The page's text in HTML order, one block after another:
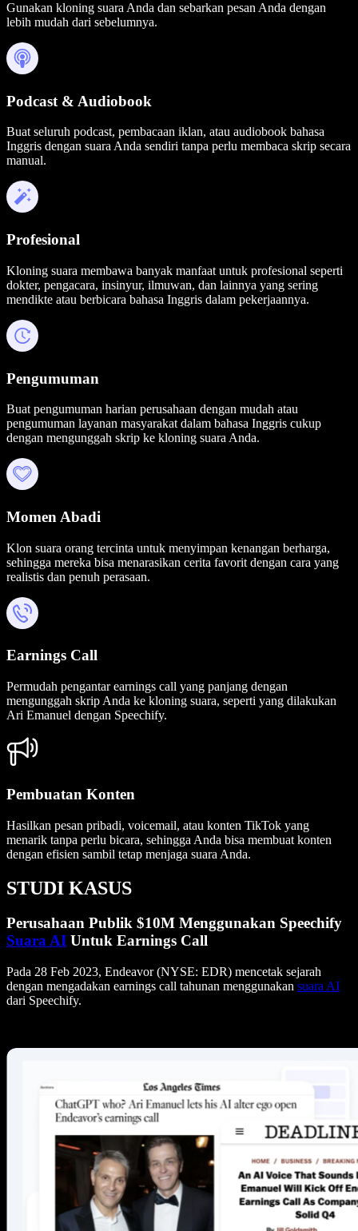
Gunakan kloning suara Anda dan sebarkan pesan Anda dengan
lebih mudah dari sebelumnya.
Podcast & Audiobook
Buat seluruh podcast, pembacaan iklan, atau audiobook bahasa
Inggris dengan suara Anda sendiri tanpa perlu membaca skrip secara
manual.
Profesional
Kloning suara membawa banyak manfaat untuk profesional seperti
dokter, pengacara, insinyur, ilmuwan, dan lainnya yang sering
mendikte atau berbicara bahasa Inggris dalam pekerjaannya.
Pengumuman
Buat pengumuman harian perusahaan dengan mudah atau
pengumuman layanan masyarakat dalam bahasa Inggris cukup
dengan mengunggah skrip ke kloning suara Anda.
Momen Abadi
Klon suara orang tercinta untuk menyimpan kenangan berharga,
sehingga mereka bisa menarasikan cerita favorit dengan cara yang
realistis dan penuh perasaan.
Earnings Call
Permudah pengantar earnings call yang panjang dengan
mengunggah skrip Anda ke kloning suara, seperti yang dilakukan
Ari Emanuel dengan Speechify.
Pembuatan Konten
Hasilkan pesan pribadi, voicemail, atau konten TikTok yang
menarik tanpa perlu bicara, sehingga Anda bisa membuat konten
dengan efisien sambil tetap menjaga suara Anda.
STUDI KASUS
Perusahaan Publik $10M Menggunakan Speechify
Suara AI Untuk Earnings Call
Pada 28 Feb 2023, Endeavor (NYSE: EDR) mencetak sejarah
dengan mengadakan earnings call tahunan menggunakan suara AI
dari Speechify.